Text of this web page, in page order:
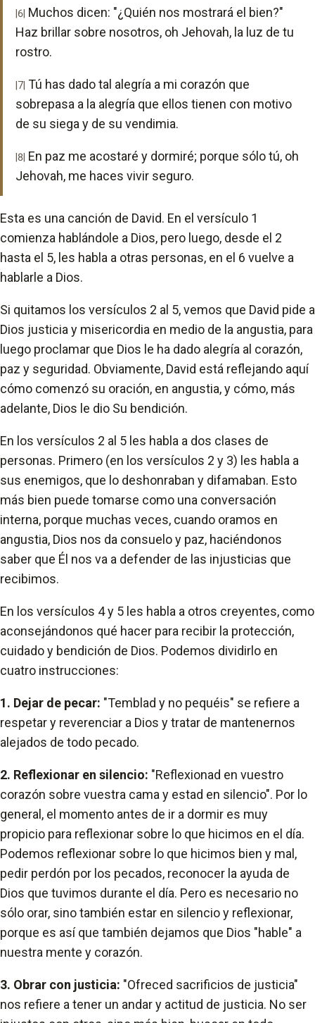
|6| Muchos dicen: "¿Quién nos mostrará el bien?"
Haz brillar sobre nosotros, oh Jehovah, la luz de tu
rostro.
|7| Tú has dado tal alegría a mi corazón que
sobrepasa a la alegría que ellos tienen con motivo
de su siega y de su vendimia.
|8| En paz me acostaré y dormiré; porque sólo tú, oh
Jehovah, me haces vivir seguro.
Esta es una canción de David. En el versículo 1
comienza hablándole a Dios, pero luego, desde el 2
hasta el 5, les habla a otras personas, en el 6 vuelve a
hablarle a Dios.
Si quitamos los versículos 2 al 5, vemos que David pide a
Dios justicia y misericordia en medio de la angustia, para
luego proclamar que Dios le ha dado alegría al corazón,
paz y seguridad. Obviamente, David está reflejando aquí
cómo comenzó su oración, en angustia, y cómo, más
adelante, Dios le dio Su bendición.
En los versículos 2 al 5 les habla a dos clases de
personas. Primero (en los versículos 2 y 3) les habla a
sus enemigos, que lo deshonraban y difamaban. Esto
más bien puede tomarse como una conversación
interna, porque muchas veces, cuando oramos en
angustia, Dios nos da consuelo y paz, haciéndonos
saber que Él nos va a defender de las injusticias que
recibimos.
En los versículos 4 y 5 les habla a otros creyentes, como
aconsejándonos qué hacer para recibir la protección,
cuidado y bendición de Dios. Podemos dividirlo en
cuatro instrucciones:
1. Dejar de pecar: "Temblad y no pequéis" se refiere a
respetar y reverenciar a Dios y tratar de mantenernos
alejados de todo pecado.
2. Reflexionar en silencio: "Reflexionad en vuestro
corazón sobre vuestra cama y estad en silencio". Por lo
general, el momento antes de ir a dormir es muy
propicio para reflexionar sobre lo que hicimos en el día.
Podemos reflexionar sobre lo que hicimos bien y mal,
pedir perdón por los pecados, reconocer la ayuda de
Dios que tuvimos durante el día. Pero es necesario no
sólo orar, sino también estar en silencio y reflexionar,
porque es así que también dejamos que Dios "hable" a
nuestra mente y corazón.
3. Obrar con justicia: "Ofreced sacrificios de justicia"
nos refiere a tener un andar y actitud de justicia. No ser